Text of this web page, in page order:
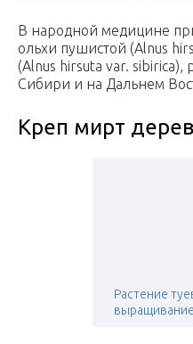
В народной медицине
ольхи пушистой (Alnus
(Alnus hirsuta var. sibirica),
Сибири и на Дальнем
Креп мирт
Растение